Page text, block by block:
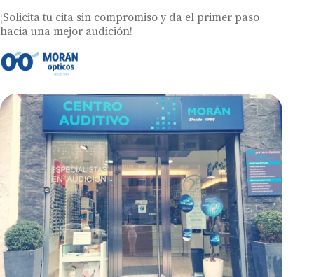
¡Solicita tu cita sin compromiso y da el primer paso
hacia una mejor audición!